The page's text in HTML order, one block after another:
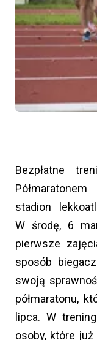
Bezpłatne
stadion
W środę, 6
pierwsze
sposób
swoją
półmaratonu,
lipca. W
osoby, które